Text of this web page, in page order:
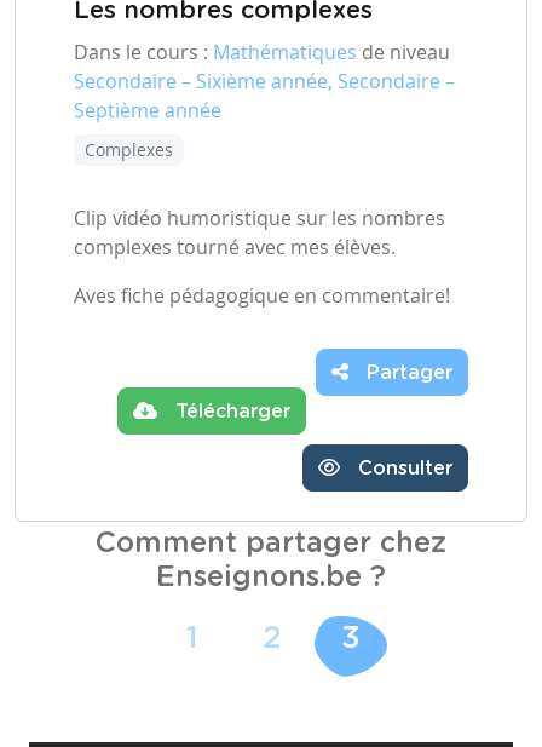
Les nombres complexes
Dans le cours : Mathématiques de niveau
Secondaire – Sixième année, Secondaire –
Septième année
Complexes
Clip vidéo humoristique sur les nombres
complexes tourné avec mes élèves.
Aves fiche pédagogique en commentaire!
Télécharger
Partager
Consulter
Comment partager chez
Enseignons.be ?
1 2 3